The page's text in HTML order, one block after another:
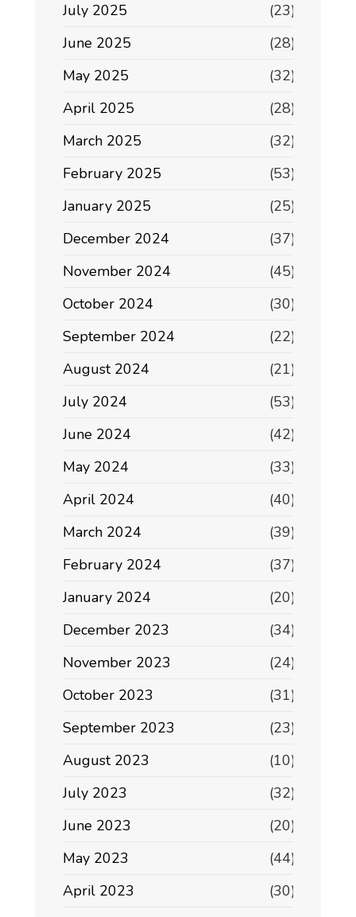
July 2025
(23)
June 2025
(28)
May 2025
(32)
April 2025
(28)
March 2025
(32)
February 2025
(53)
January 2025
(25)
December 2024
(37)
November 2024
(45)
October 2024
(30)
September 2024
(22)
August 2024
(21)
July 2024
(53)
June 2024
(42)
May 2024
(33)
April 2024
(40)
March 2024
(39)
February 2024
(37)
January 2024
(20)
December 2023
(34)
November 2023
(24)
October 2023
(31)
September 2023
(23)
August 2023
(10)
July 2023
(32)
June 2023
(20)
May 2023
(44)
April 2023
(30)